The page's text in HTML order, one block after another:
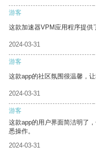
游客
这款加速器VPM应用程序提供
2024-03-31
游客
这款app的社区氛围很温馨，
2024-03-31
游客
这款app的用户界面简洁明了
悉操作。
2024-03-31